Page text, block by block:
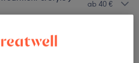
ab 40 €
Treatment ) (6